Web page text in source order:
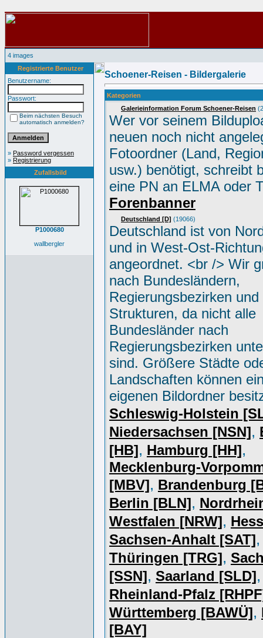
4 images
Registrierte Benutzer
Benutzername:
Passwort:
Beim nächsten Besuch
automatisch anmelden?
» Password vergessen
» Registrierung
Zufallsbild
P1000680
wallbergler
Schoener-Reisen - Bildergalerie
Kategorien
Galerieinformation Forum Schoener-Reisen
Wer vor seinem
neuen noch nicht
Fotoordner (Land,
usw.) benötigt, schreibt
eine PN an ELMA oder
Forenbanner
Deutschland [D] (19066)
Deutschland ist von
und in West-Ost-
angeordnet. <br /> Wir
nach Bundesländern,
Regierungsbezirken
Strukturen, da nicht alle
Bundesländer nach
Regierungsbezirken
sind. Größere Städte
Landschaften können
eigenen Bildordner
Schleswig-Holstein
Niedersachsen [NSN],
[HB], Hamburg [HH],
Mecklenburg-
[MBV], Brandenburg
Berlin [BLN],
Westfalen [NRW],
Sachsen-Anhalt [SAT],
Thüringen [TRG],
[SSN], Saarland [SLD],
Rheinland-Pfalz
Württemberg [BAWÜ],
[BAY]